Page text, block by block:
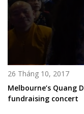
26 Tháng 10, 2017
Melbourne’s Quang
fundraising concert